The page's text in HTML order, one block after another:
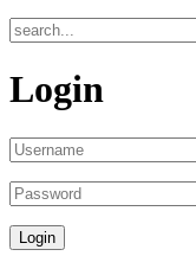
Login